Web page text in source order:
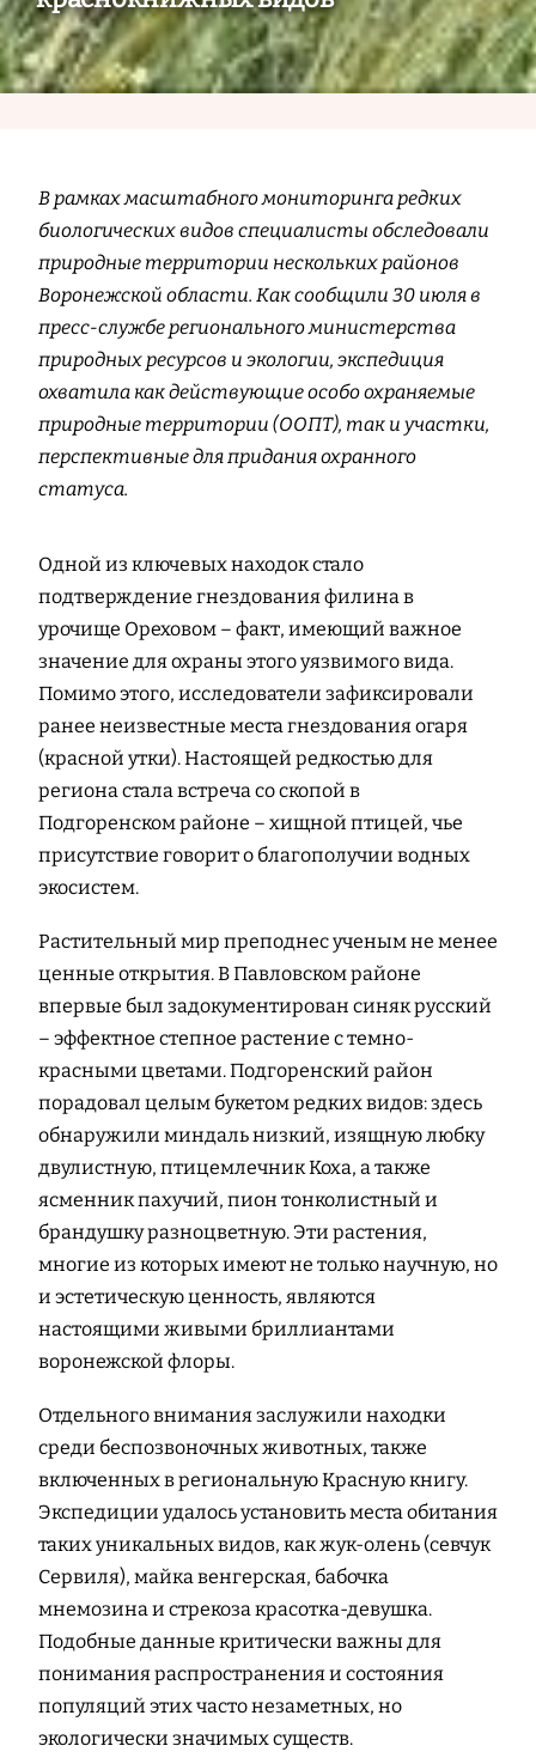
В рамках масштабного мониторинга редких
биологических видов специалисты обследовали
природные территории нескольких районов
Воронежской области. Как сообщили 30 июля в
пресс-службе регионального министерства
природных ресурсов и экологии, экспедиция
охватила как действующие особо охраняемые
природные территории (ООПТ), так и участки,
перспективные для придания охранного
статуса.
Одной из ключевых находок стало
подтверждение гнездования филина в
урочище Ореховом – факт, имеющий важное
значение для охраны этого уязвимого вида.
Помимо этого, исследователи зафиксировали
ранее неизвестные места гнездования огаря
(красной утки). Настоящей редкостью для
региона стала встреча со скопой в
Подгоренском районе – хищной птицей, чье
присутствие говорит о благополучии водных
экосистем.
Растительный мир преподнес ученым не менее
ценные открытия. В Павловском районе
впервые был задокументирован синяк русский
– эффектное степное растение с темно-
красными цветами. Подгоренский район
порадовал целым букетом редких видов: здесь
обнаружили миндаль низкий, изящную любку
двулистную, птицемлечник Коха, а также
ясменник пахучий, пион тонколистный и
брандушку разноцветную. Эти растения,
многие из которых имеют не только научную, но
и эстетическую ценность, являются
настоящими живыми бриллиантами
воронежской флоры.
Отдельного внимания заслужили находки
среди беспозвоночных животных, также
включенных в региональную Красную книгу.
Экспедиции удалось установить места обитания
таких уникальных видов, как жук-олень (севчук
Сервиля), майка венгерская, бабочка
мнемозина и стрекоза красотка-девушка.
Подобные данные критически важны для
понимания распространения и состояния
популяций этих часто незаметных, но
экологически значимых существ.